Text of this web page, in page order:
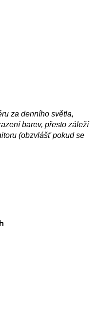
za denního světla,
barev, přesto záleží
(obzvlášť pokud se